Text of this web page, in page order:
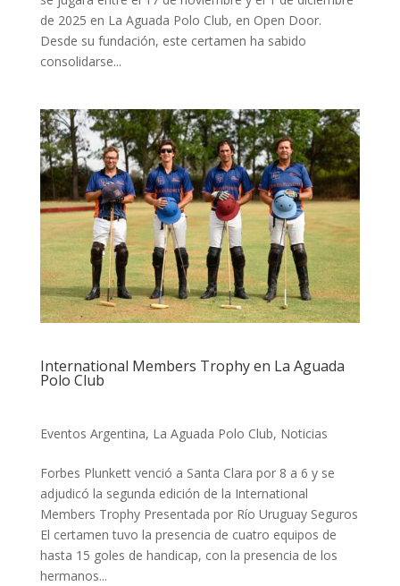
de 2025 en La Aguada Polo Club, en Open Door.
Desde su fundación, este certamen ha sabido
consolidarse...
International Members Trophy en La Aguada
Polo Club
Eventos Argentina, La Aguada Polo Club, Noticias
Forbes Plunkett venció a Santa Clara por 8 a 6 y se
adjudicó la segunda edición de la International
Members Trophy Presentada por Río Uruguay Seguros
El certamen tuvo la presencia de cuatro equipos de
hasta 15 goles de handicap, con la presencia de los
hermanos...